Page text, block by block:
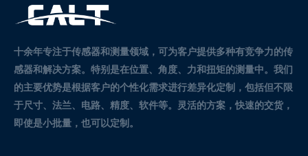
十余年专注于传感器和测量领域，可为客户提供多种有竞争力的传
感器和解决方案。 特别是在位置、角度、力和扭矩的测量中。 我们
的主要优势是根据客户的个性化需求进行差异化定制，包括但不限
于尺寸、法兰、电路、精度、软件等。灵活的方案，快速的交货，
即使是小批量，也可以定制。